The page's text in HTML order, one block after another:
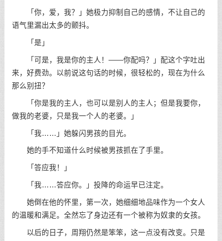
「你，爱，我？」她极力抑制自己的感情，不让自己的
语气里漏出太多的颤抖。
「是」
「可是，我是你的主人！——你配吗？」配这个字吐出
来，好费劲。以前说这句话的时候，很轻松的，现在为什么
那么别扭？
「你是我的主人，也可以是别人的主人；但是我要你，
做我的老婆，只是我一个人的老婆。」
「我……」她躲闪男孩的目光。
她的手不知道什么时候被男孩抓在了手里。
「答应我！」
「我……答应你。」投降的命运早已注定。
她倒在他的怀里，第一次，她细细地品味作为一个女人
的温暖和满足。全然忘了身边还有一个被称为奴隶的女孩。
以后的日子，周翔仍然是笨笨，这一点没有改变。只是